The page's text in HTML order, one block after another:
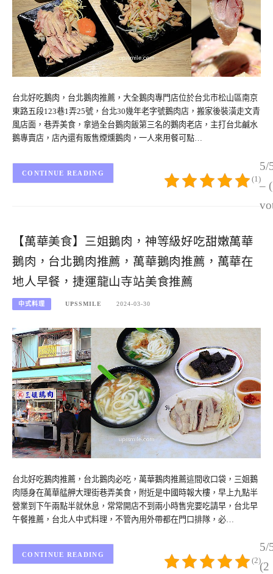
台北好吃鵝肉，台北鵝肉推薦，大全鵝肉專門店位於台北市松山區南京
東路五段123巷1弄25號，台北30幾年老字號鵝肉店，搬家後裝潢走文青
風店面，巷弄美食，拿過全台鵝肉飯第三名的鵝肉老店，主打台北鹹水
鵝專賣店，店內還有販售煙燻鵝肉，一人來用餐可點…
5/
–
(1)
CONTINUE READING
【萬華美食】三姐鵝肉，神等級好吃甜嫩萬華
鵝肉，台北鵝肉推薦，萬華鵝肉推薦，萬華在
地人早餐，捷運龍山寺站美食推薦
中式料理 UPSSMILE 2024-03-30
台北好吃鵝肉推薦，台北鵝肉必吃，萬華鵝肉推薦這間收口袋，三姐鵝
肉隱身在萬華艋舺大理街巷弄美食，附近是中國時報大樓，早上九點半
營業到下午兩點半就休息，常常開店不到兩小時售完要吃請早，台北早
午餐推薦，台北人中式料理，不管內用外帶都在門口排隊，必…
5/
(2
(2)
CONTINUE READING